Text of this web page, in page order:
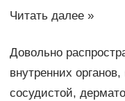
Читать далее »
Довольно
внутренних
сосудистой,